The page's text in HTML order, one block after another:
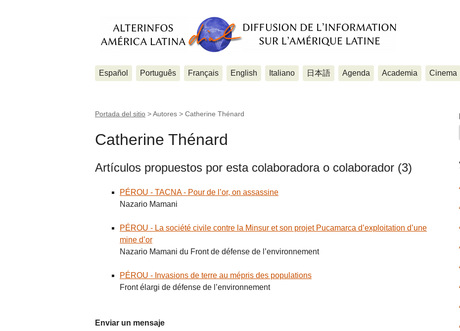
Español Português Français English Italiano 日本語 Agenda Academia Cinema
Portada del sitio > Autores > Catherine Thénard
Catherine Thénard
Artículos propuestos por esta colaboradora o colaborador (3)
PÉROU - TACNA - Pour de l’or, on assassine
Nazario Mamani
PÉROU - La société civile contre la Minsur et son projet Pucamarca d’exploitation d’une
mine d’or
Nazario Mamani du Front de défense de l’environnement
PÉROU - Invasions de terre au mépris des populations
Front élargi de défense de l’environnement
Enviar un mensaje